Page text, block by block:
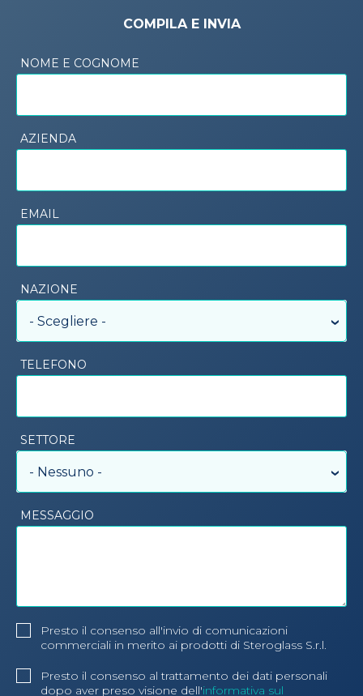
COMPILA E INVIA
NOME E COGNOME
AZIENDA
EMAIL
NAZIONE
- Scegliere -
TELEFONO
SETTORE
- Nessuno -
MESSAGGIO
Presto il consenso all'invio di comunicazioni
commerciali in merito ai prodotti di Steroglass S.r.l.
Presto il consenso al trattamento dei dati personali
dopo aver preso visione dell'informativa sul